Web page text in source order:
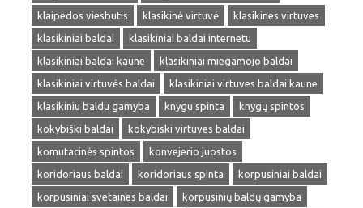
klaipedos viesbutis
klasikinė virtuvė
klasikines virtuves
klasikiniai baldai
klasikiniai baldai internetu
klasikiniai baldai kaune
klasikiniai miegamojo baldai
klasikiniai virtuvės baldai
klasikiniai virtuves baldai kaune
klasikiniu baldu gamyba
knygu spinta
knygų spintos
kokybiški baldai
kokybiski virtuves baldai
komutacinės spintos
konvejerio juostos
koridoriaus baldai
koridoriaus spinta
korpusiniai baldai
korpusiniai svetaines baldai
korpusinių baldų gamyba